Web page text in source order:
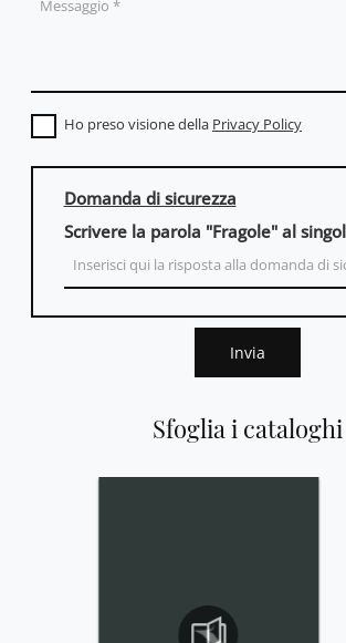
Sfoglia i cataloghi
Ho preso visione della Privacy Policy
Domanda di sicurezza
Scrivere la parola "Fragole" al
Invia